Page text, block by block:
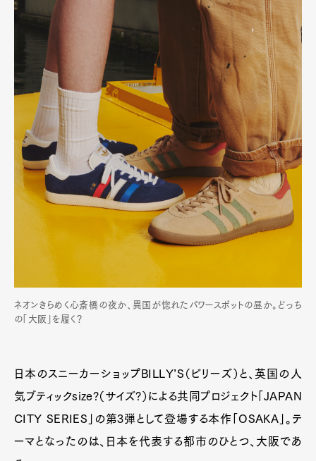
ネオンきらめく心斎橋の夜か、異国が惚れたパワースポットの昼か。どっち
の「大阪」を履く？
日本のスニーカーショップBILLY’S（ビリーズ）と、英国の人
気ブティックsize?（サイズ?）による共同プロジェクト「JAPAN
CITY SERIES」の第3弾として登場する本作「OSAKA」。テ
ーマとなったのは、日本を代表する都市のひとつ、大阪であ